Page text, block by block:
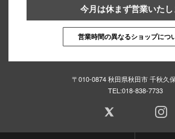
今月は休まず営業いた
営業時間の異なるショップにつ
〒010-0874 秋田県秋田市 千秋久
TEL:018-838-7733